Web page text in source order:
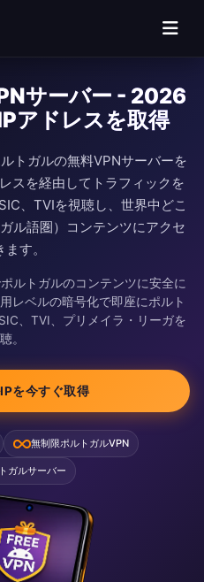
サーバー - 2026
アドレスを取得
トガルの無料VPNサーバーを
スを経由してトラフィックを
、TVIを視聴し、世界中どこ
ル語圏）コンテンツにアクセ
す。
ルトガルのコンテンツに安全に
レベルの暗号化で即座にポルト
、TVI、プリメイラ・リーガを
。
を今すぐ取得
無制限ポルトガルVPN
ガルサーバー